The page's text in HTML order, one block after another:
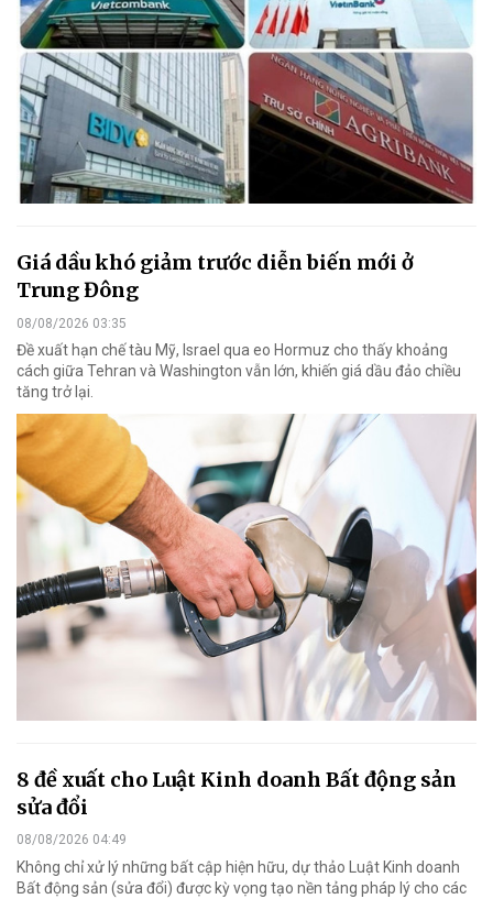
Giá dầu khó giảm trước diễn biến mới ở
Trung Đông
08/08/2026 03:35
Đề xuất hạn chế tàu Mỹ, Israel qua eo Hormuz cho thấy khoảng
cách giữa Tehran và Washington vẫn lớn, khiến giá dầu đảo chiều
tăng trở lại.
8 đề xuất cho Luật Kinh doanh Bất động sản
sửa đổi
08/08/2026 04:49
Không chỉ xử lý những bất cập hiện hữu, dự thảo Luật Kinh doanh
Bất động sản (sửa đổi) được kỳ vọng tạo nền tảng pháp lý cho các